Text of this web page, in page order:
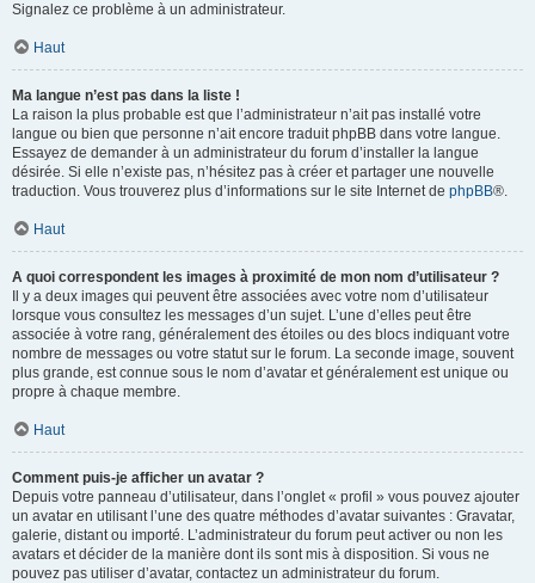
Signalez ce problème à un administrateur.
Haut
Ma langue n’est pas dans la liste !
La raison la plus probable est que l’administrateur n’ait pas installé votre
langue ou bien que personne n’ait encore traduit phpBB dans votre langue.
Essayez de demander à un administrateur du forum d’installer la langue
désirée. Si elle n’existe pas, n’hésitez pas à créer et partager une nouvelle
traduction. Vous trouverez plus d’informations sur le site Internet de phpBB®.
Haut
A quoi correspondent les images à proximité de mon nom d’utilisateur ?
Il y a deux images qui peuvent être associées avec votre nom d’utilisateur
lorsque vous consultez les messages d’un sujet. L’une d’elles peut être
associée à votre rang, généralement des étoiles ou des blocs indiquant votre
nombre de messages ou votre statut sur le forum. La seconde image, souvent
plus grande, est connue sous le nom d’avatar et généralement est unique ou
propre à chaque membre.
Haut
Comment puis-je afficher un avatar ?
Depuis votre panneau d’utilisateur, dans l’onglet « profil » vous pouvez ajouter
un avatar en utilisant l’une des quatre méthodes d’avatar suivantes : Gravatar,
galerie, distant ou importé. L’administrateur du forum peut activer ou non les
avatars et décider de la manière dont ils sont mis à disposition. Si vous ne
pouvez pas utiliser d’avatar, contactez un administrateur du forum.